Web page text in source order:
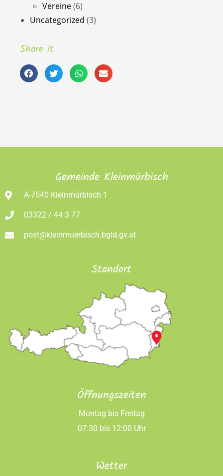
Vereine(6)
Uncategorized (3)
Share it
Gemeinde Kleinmürbisch
A-7540 Kleinmürbisch 1
03322 / 44 3 77
post@kleinmuerbisch.bgld.gv.at
Standort
Öffnungszeiten
Montag bis Freitag
07:30 bis 12:00 Uhr
Wetter